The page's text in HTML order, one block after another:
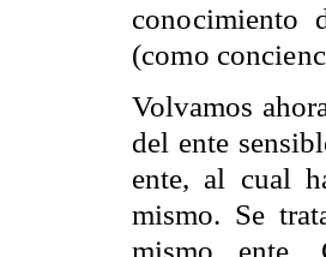
conocimiento
(como
Volvamos
del ente
ente, al cual
mismo. Se
mismo ente.